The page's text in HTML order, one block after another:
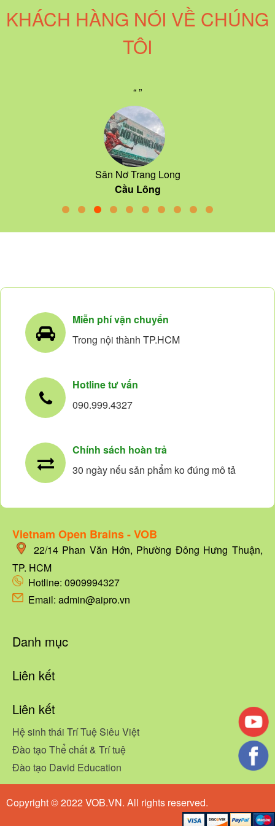
KHÁCH HÀNG NÓI VỀ CHÚNG
TÔI
Sân Trường Chinh 909
Miễn phí vận chuyển
Trong nội thành TP.HCM
Hotline tư vấn
090.999.4327
Chính sách hoàn trả
30 ngày nếu sản phẩm ko đúng mô tả
Vietnam Open Brains - VOB
22/14Phan Văn Hớn, Phường Đông Hưng Thuận,
TP. HCM
Hotline: 0909994327
Email: admin@aipro.vn
Danh mục
Liên kết
Liên kết
Hệ sinh thái Trí Tuệ Siêu Việt
Đào tạo Thể chất & Trí tuệ
Đào tạo David Education
Copyright © 2022 VOB.VN. All rights reserved.